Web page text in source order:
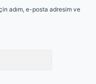
adım, e-posta adresim ve